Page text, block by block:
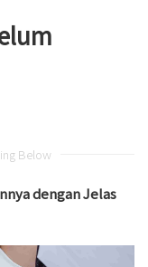
Below
dengan Jelas